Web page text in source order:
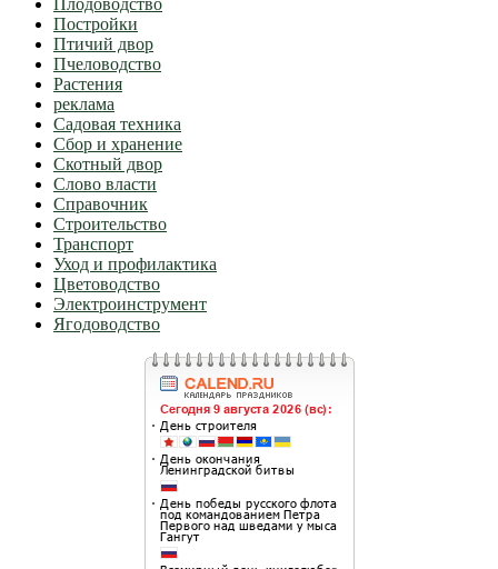
Постройки
Птичий двор
Пчеловодство
Растения
реклама
Садовая техника
Сбор и хранение
Скотный двор
Слово власти
Справочник
Строительство
Транспорт
Уход и профилактика
Цветоводство
Электроинструмент
Ягодоводство